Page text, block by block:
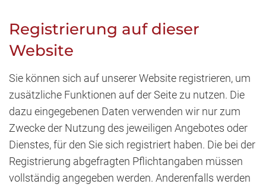
Registrierung auf dieser
Website
Sie können sich auf unserer Website registrieren, um
zusätzliche Funktionen auf der Seite zu nutzen. Die
dazu eingegebenen Daten verwenden wir nur zum
Zwecke der Nutzung des jeweiligen Angebotes oder
Dienstes, für den Sie sich registriert haben. Die bei der
Registrierung abgefragten Pflichtangaben müssen
vollständig angegeben werden. Anderenfalls werden